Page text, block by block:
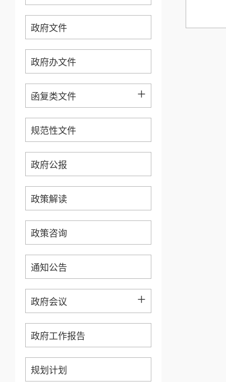
政府文件
政府办文件
函复类文件 +
规范性文件
政府公报
政策解读
政策咨询
通知公告
政府会议 +
政府工作报告
规划计划